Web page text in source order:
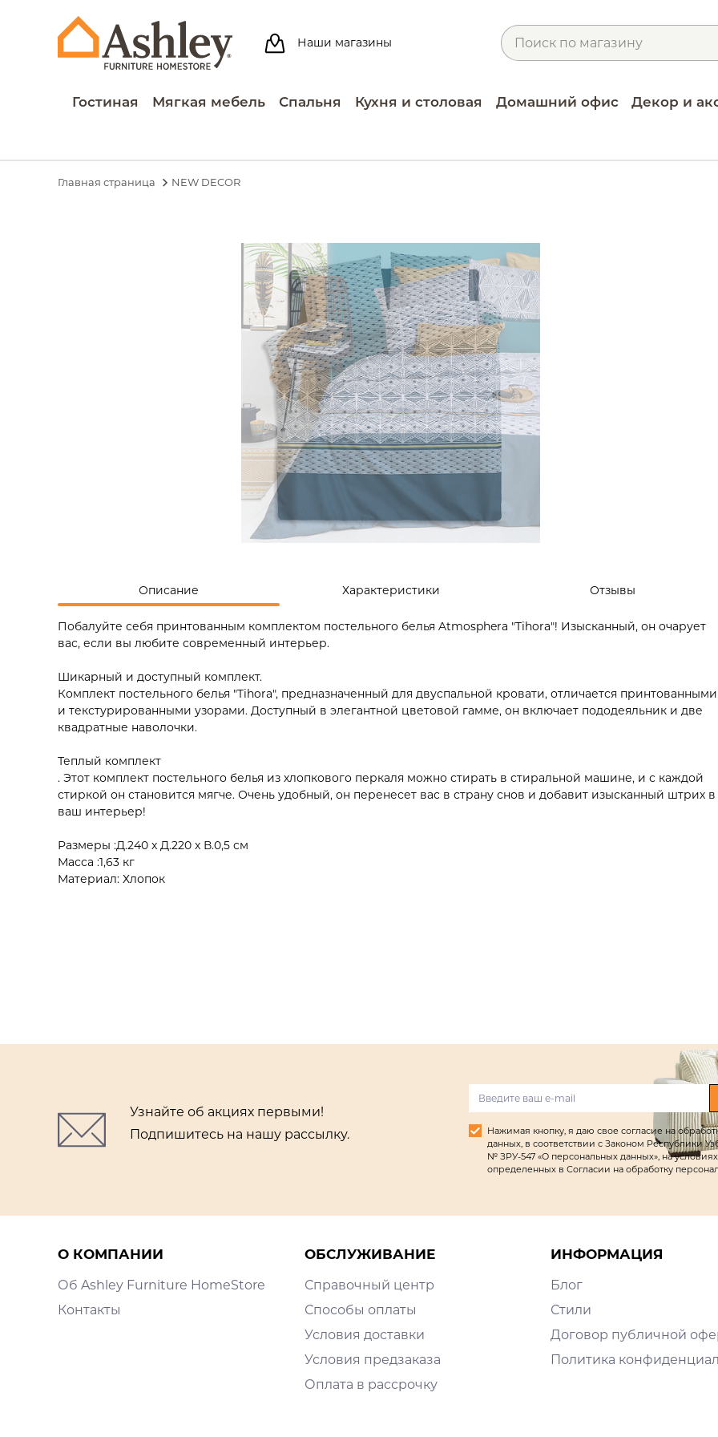
Наши магазины
Гостиная Мягкая мебель Спальня Кухня и столовая Домашний офис Декор и
Главная страница NEW DECOR
Описание Характеристики Отзывы
Побалуйте себя принтованным комплектом постельного белья Atmosphera "Tihora"! Изысканный, он очарует
вас, если вы любите современный интерьер.
Шикарный и доступный комплект.
Комплект постельного белья "Tihora", предназначенный для двуспальной кровати, отличается принтованными
и текстурированными узорами. Доступный в элегантной цветовой гамме, он включает пододеяльник и две
квадратные наволочки.
Теплый комплект
. Этот комплект постельного белья из хлопкового перкаля можно стирать в стиральной машине, и с каждой
стиркой он становится мягче. Очень удобный, он перенесет вас в страну снов и добавит изысканный штрих в
ваш интерьер!
Размеры :Д.240 x Д.220 x В.0,5 см
Масса :1,63 кг
Материал: Хлопок
Узнайте об акциях первыми!
Подпишитесь на нашу рассылку.
Нажимая кнопку, я даю свое согласие на
данных, в соответствии с Законом Республики
№ ЗРУ-547 «О персональных данных», на
определенных в Согласии на обработку
О КОМПАНИИ
Об Ashley Furniture HomeStore
Контакты
ОБСЛУЖИВАНИЕ
Справочный центр
Способы оплаты
Условия доставки
Условия предзаказа
Оплата в рассрочку
ИНФОРМАЦИЯ
Блог
Стили
Договор публичной
Политика